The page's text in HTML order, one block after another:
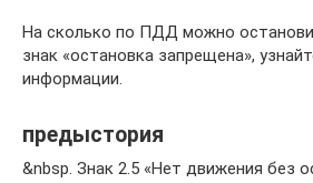
На сколько по ПДД можно
знак «остановка запрещена»,
информации.
предыстория
&nbsp. Знак 2.5 «Нет движения без